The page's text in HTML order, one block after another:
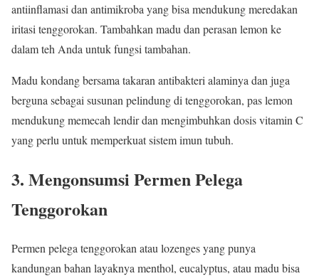
antiinflamasi dan antimikroba yang bisa mendukung meredakan
iritasi tenggorokan. Tambahkan madu dan perasan lemon ke
dalam teh Anda untuk fungsi tambahan.
Madu kondang bersama takaran antibakteri alaminya dan juga
berguna sebagai susunan pelindung di tenggorokan, pas lemon
mendukung memecah lendir dan mengimbuhkan dosis vitamin C
yang perlu untuk memperkuat sistem imun tubuh.
3. Mengonsumsi Permen Pelega
Tenggorokan
Permen pelega tenggorokan atau lozenges yang punya
kandungan bahan layaknya menthol, eucalyptus, atau madu bisa